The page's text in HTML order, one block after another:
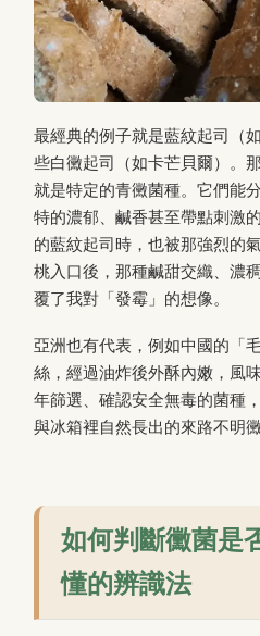
最經典的例子就是藍紋起司（
些白黴起司（如卡芒貝爾）。
就是特定的青黴菌種。它們能
特的濃郁、鹹香甚至帶點刺激
的藍紋起司時，也被那強烈的
桃入口後，那種鹹甜交織、濃
覆了我對「發霉」的想像。
亞洲也有代表，例如中國的「
絲，經過油炸後外酥內嫩，風
年篩選、確認安全無毒的菌種
與冰箱裡自然長出的來路不明
如何判斷黴菌是
懂的辨識法